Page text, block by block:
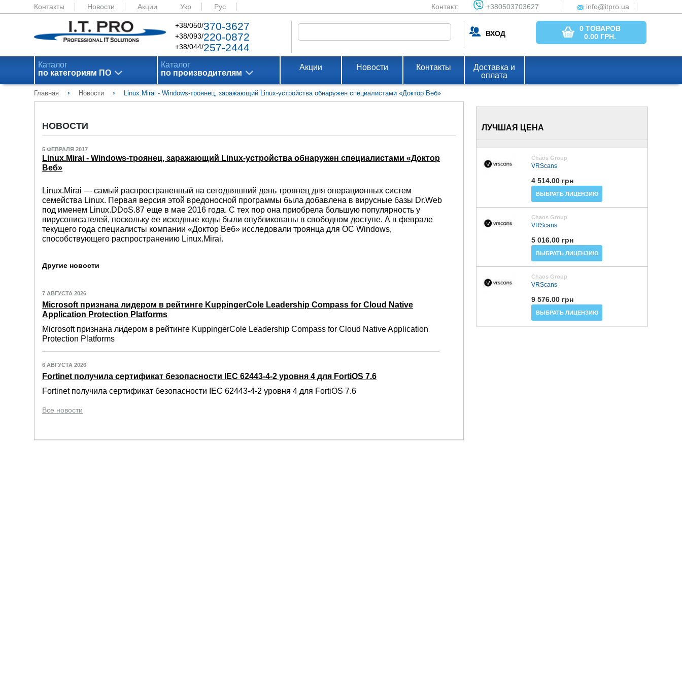
Контакты Новости Акции Укр Рус Контакт: +380503703627 info@itpro.ua
+38/050/370-3627
+38/093/220-0872
+38/044/257-2444
ВХОД
0 ТОВАРОВ
0.00 ГРН.
Каталог
по категориям ПО
Каталог
по производителям
Акции Новости Контакты
Доставка и
оплата
Главная › Новости › Linux.Mirai - Windows-троянец, заражающий Linux-устройства обнаружен специалистами «Доктор Веб»
НОВОСТИ
5 ФЕВРАЛЯ 2017
Linux.Mirai - Windows-троянец, заражающий Linux-устройства обнаружен специалистами «Доктор
Веб»
Linux.Mirai — самый распространенный на сегодняшний день троянец для операционных систем
семейства Linux. Первая версия этой вредоносной программы была добавлена в вирусные базы Dr.Web
под именем Linux.DDoS.87 еще в мае 2016 года. С тех пор она приобрела большую популярность у
вирусописателей, поскольку ее исходные коды были опубликованы в свободном доступе. А в феврале
текущего года специалисты компании «Доктор Веб» исследовали троянца для OC Windows,
способствующего распространению Linux.Mirai.
Другие новости
7 АВГУСТА 2026
Microsoft признана лидером в рейтинге KuppingerCole Leadership Compass for Cloud Native
Application Protection Platforms
Microsoft признана лидером в рейтинге KuppingerCole Leadership Compass for Cloud Native Application
Protection Platforms
6 АВГУСТА 2026
Fortinet получила сертификат безопасности IEC 62443-4-2 уровня 4 для FortiOS 7.6
Fortinet получила сертификат безопасности IEC 62443-4-2 уровня 4 для FortiOS 7.6
Все новости
ЛУЧШАЯ ЦЕНА
Chaos Group
VRScans
4 514.00 грн
ВЫБРАТЬ ЛИЦЕНЗИЮ
Chaos Group
VRScans
5 016.00 грн
ВЫБРАТЬ ЛИЦЕНЗИЮ
Chaos Group
VRScans
9 576.00 грн
ВЫБРАТЬ ЛИЦЕНЗИЮ